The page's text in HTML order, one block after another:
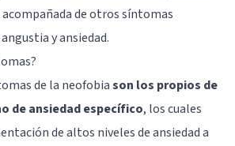
acompañada de otros síntomas
y ansiedad.
de la neofobiason los propios de
de ansiedad específico, los cuales
de altos niveles de ansiedad a